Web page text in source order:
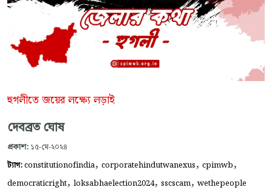
হুগলীতে জয়ের লক্ষ্যে লড়াই
দেবব্রত ঘোষ
প্রকাশ: ১৫-মে-২০২৪
ট্যাগ:constitutionofindia, corporatehindutwanexus, cpimwb,
democraticright, loksabhaelection2024, sscscam, wethepeople